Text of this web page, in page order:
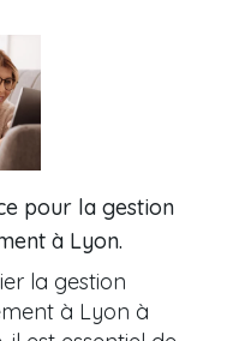
pour la gestion
à Lyon.
la gestion
à Lyon à